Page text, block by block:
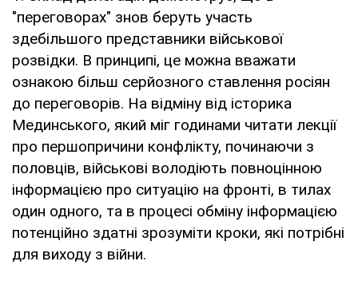
"переговорах" знов беруть участь
здебільшого представники військової
розвідки. В принципі, це можна вважати
ознакою більш серйозного ставлення росіян
до переговорів. На відміну від історика
Мединського, який міг годинами читати лекції
про першопричини конфлікту, починаючи з
половців, військові володіють повноцінною
інформацією про ситуацію на фронті, в тилах
один одного, та в процесі обміну інформацією
потенційно здатні зрозуміти кроки, які потрібні
для виходу з війни.